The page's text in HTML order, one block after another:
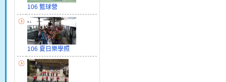
106 籃球營
106 夏日樂學照